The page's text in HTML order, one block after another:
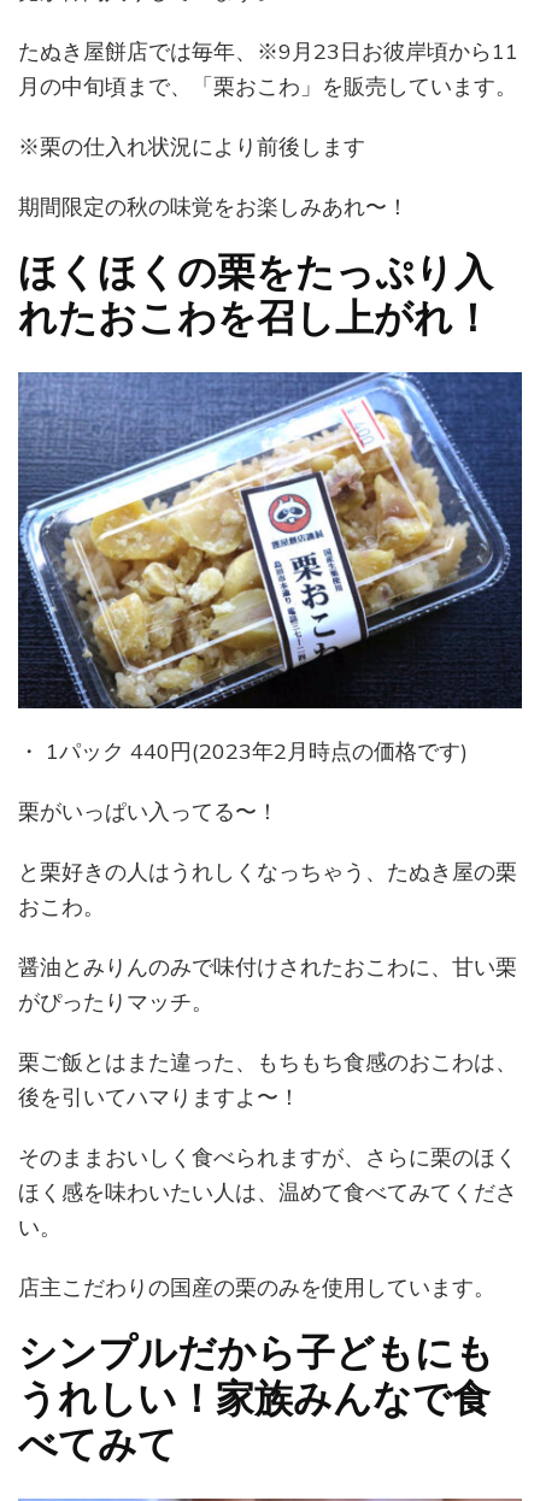
たぬき屋餅店では毎年、※9月23日お彼岸頃から11
月の中旬頃まで、「栗おこわ」を販売しています。
※栗の仕入れ状況により前後します
期間限定の秋の味覚をお楽しみあれ〜！
ほくほくの栗をたっぷり入
れたおこわを召し上がれ！
・ 1パック 440円(2023年2月時点の価格です)
栗がいっぱい入ってる〜！
と栗好きの人はうれしくなっちゃう、たぬき屋の栗
おこわ。
醤油とみりんのみで味付けされたおこわに、甘い栗
がぴったりマッチ。
栗ご飯とはまた違った、もちもち食感のおこわは、
後を引いてハマりますよ〜！
そのままおいしく食べられますが、さらに栗のほく
ほく感を味わいたい人は、温めて食べてみてくださ
い。
店主こだわりの国産の栗のみを使用しています。
シンプルだから子どもにも
うれしい！家族みんなで食
べてみて